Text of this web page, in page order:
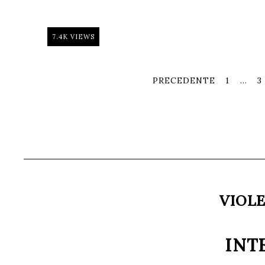
7.4K VIEWS
PRECEDENTE 1 … 3